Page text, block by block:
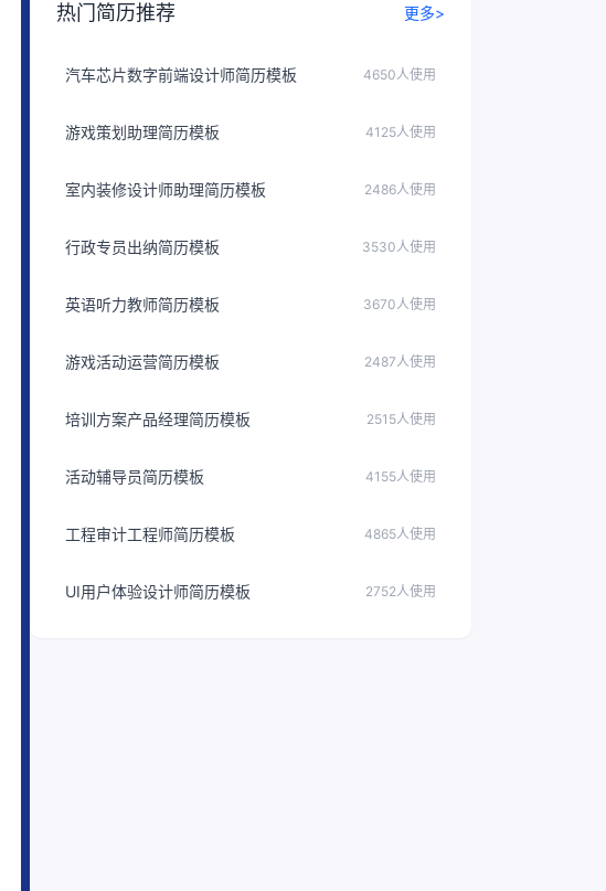
热门简历推荐 更多>
汽车芯片数字前端设计师简历模板 4650人使用
游戏策划助理简历模板 4125人使用
室内装修设计师助理简历模板 2486人使用
行政专员出纳简历模板 3530人使用
英语听力教师简历模板 3670人使用
游戏活动运营简历模板 2487人使用
培训方案产品经理简历模板 2515人使用
活动辅导员简历模板 4155人使用
工程审计工程师简历模板 4865人使用
UI用户体验设计师简历模板 2752人使用